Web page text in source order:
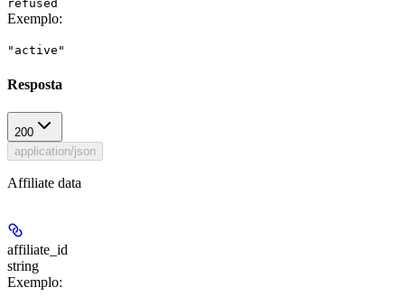
refused
Exemplo:
"active"
Resposta
200
application/json
Affiliate data
affiliate_id
string
Exemplo: